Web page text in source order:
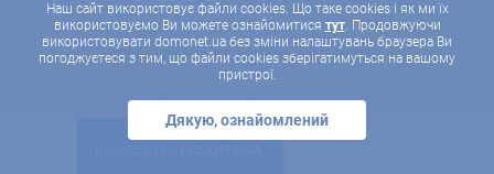
Наш сайт використовує файли cookies. Що таке cookies і як ми їх
використовуємо Ви можете ознайомитися тут. Продовжуючи
використовувати domonet.ua без зміни налаштувань браузера Ви
погоджуєтеся з тим, що файли cookies зберігатимуться на вашому
пристрої.
Дякую, ознайомлений
2026 © ДОМОНЕТ, УСІ ПРАВА ЗАХИЩЕНІ